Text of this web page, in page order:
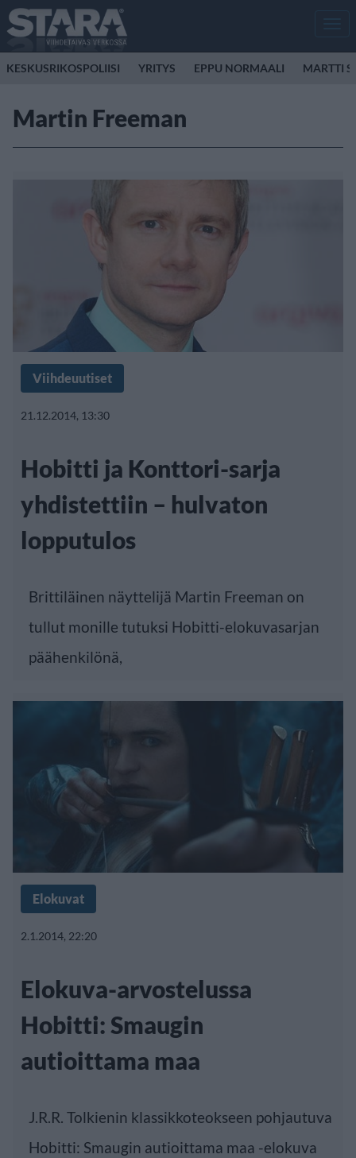
KESKUSRIKOSPOLIISI YRITYS EPPU NORMAALI MARTTI
Martin Freeman
Viihdeuutiset
21.12.2014, 13:30
Hobitti ja Konttori-sarja
yhdistettiin – hulvaton
lopputulos
Brittiläinen näyttelijä Martin Freeman on
tullut monille tutuksi Hobitti-elokuvasarjan
päähenkilönä,
Elokuvat
2.1.2014, 22:20
Elokuva-arvostelussa
Hobitti: Smaugin
autioittama maa
J.R.R. Tolkienin klassikkoteokseen pohjautuva
Hobitti: Smaugin autioittama maa -elokuva